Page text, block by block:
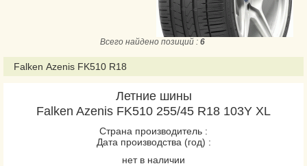
LA/AT T-110
Всего найдено позиций : 6
Falken Azenis FK510 R18
Летние шины
Falken Azenis FK510 255/45 R18 103Y XL
Страна производитель :
Дата производства (год) :
нет в наличии